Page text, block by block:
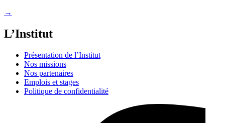
→
L’Institut
Présentation de l’Institut
Nos missions
Nos partenaires
Emplois et stages
Politique de confidentialité